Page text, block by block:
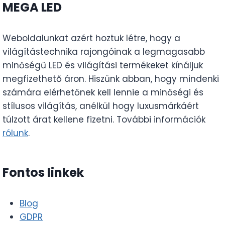
MEGA LED
Weboldalunkat azért hoztuk létre, hogy a
világítástechnika rajongóinak a legmagasabb
minőségű LED és világítási termékeket kínáljuk
megfizethető áron. Hiszünk abban, hogy mindenki
számára elérhetőnek kell lennie a minőségi és
stílusos világítás, anélkül hogy luxusmárkáért
túlzott árat kellene fizetni. További információk
rólunk.
Fontos linkek
Blog
GDPR